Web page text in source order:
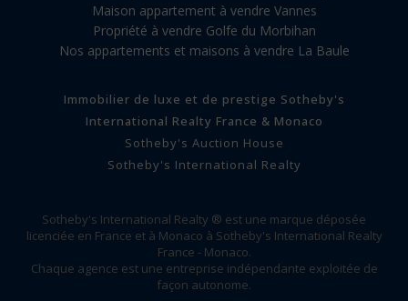
Maison appartement à vendre Vannes
Propriété à vendre Golfe du Morbihan
Nos appartements et maisons à vendre La Baule
Immobilier de luxe et de prestige Sotheby's
International Realty France & Monaco
Sotheby's Auction House
Sotheby's International Realty
Sotheby's International Realty ® est une marque déposée
licenciée en France et à Monaco à Sotheby's International Realty
France - Monaco.
Chaque agence est une entreprise indépendante exploitée de
façon autonome.